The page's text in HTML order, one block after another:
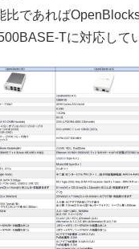
比であれば
Tに対応して